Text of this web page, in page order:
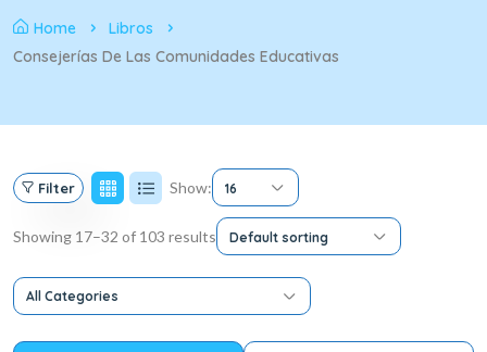
Home
Libros
Consejerías De Las Comunidades Educativas
Filter Show: 16
Showing 17–32 of 103 results Default sorting
All Categories